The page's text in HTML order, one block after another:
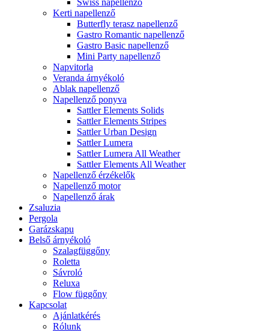
Swiss napellenző
Kerti napellenző
Butterfly terasz napellenző
Gastro Romantic napellenző
Gastro Basic napellenző
Mini Party napellenző
Napvitorla
Veranda árnyékoló
Ablak napellenző
Napellenző ponyva
Sattler Elements Solids
Sattler Elements Stripes
Sattler Urban Design
Sattler Lumera
Sattler Lumera All Weather
Sattler Elements All Weather
Napellenző érzékelők
Napellenző motor
Napellenző árak
Zsaluzia
Pergola
Garázskapu
Belső árnyékoló
Szalagfüggőny
Roletta
Sávroló
Reluxa
Flow függőny
Kapcsolat
Ajánlatkérés
Rólunk